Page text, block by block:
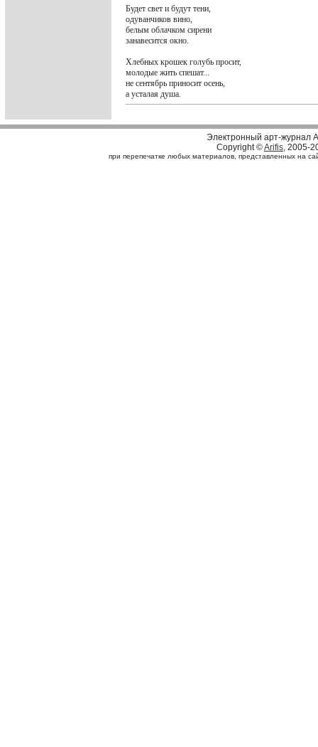
Будет свет и будут тени,
одуванчиков вино,
белым облачком сирени
занавесится окно.
Хлебных крошек голубь просит,
молодые жить спешат...
не сентябрь приносит осень,
а усталая душа.
Электронный арт-журнал
Copyright ©Arifis, 2005-
при перепечатке любых материалов, представленных на